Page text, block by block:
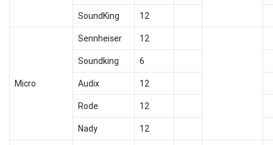
SoundKing 12
Micro
Sennheiser 12
Soundking 6
Audix 12
Rode 12
Nady 12